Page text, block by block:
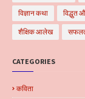
विज्ञान कथा विद्धुत
शैक्षिक आलेख
CATEGORIES
कविता